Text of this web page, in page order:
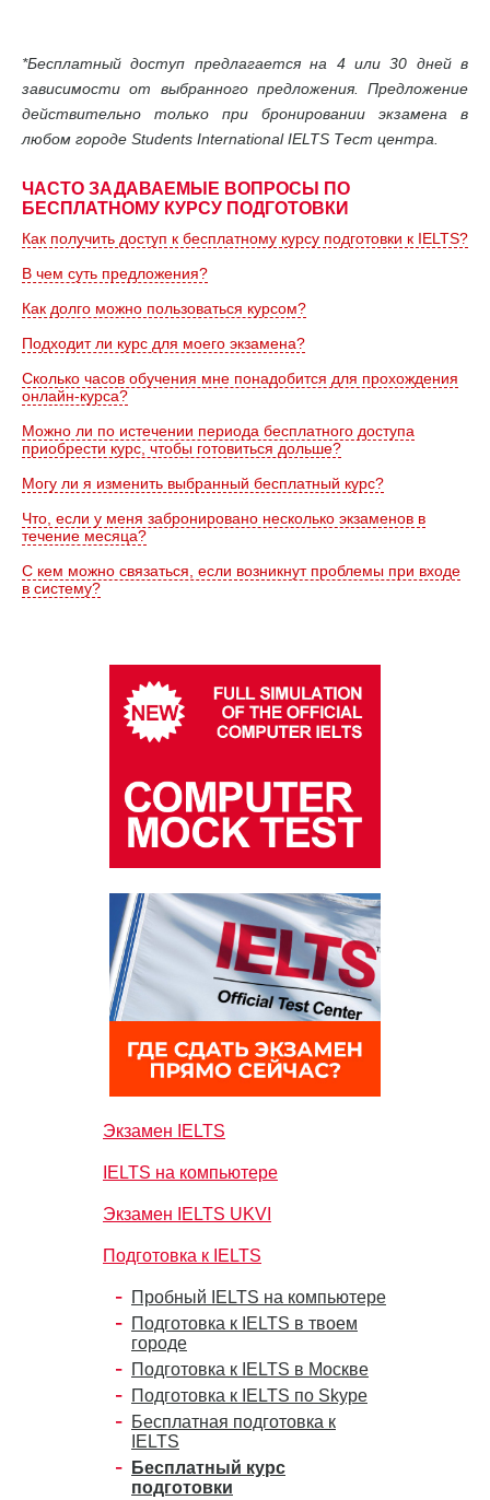
*Бесплатный доступ предлагается на 4 или 30 дней в
зависимости от выбранного предложения. Предложение
действительно только при бронировании экзамена в
любом городе Students International IELTS Тест центра.
ЧАСТО ЗАДАВАЕМЫЕ ВОПРОСЫ ПО
БЕСПЛАТНОМУ КУРСУ ПОДГОТОВКИ
Как получить доступ к бесплатному курсу подготовки к IELTS?
В чем суть предложения?
Как долго можно пользоваться курсом?
Подходит ли курс для моего экзамена?
Сколько часов обучения мне понадобится для прохождения
онлайн-курса?
Можно ли по истечении периода бесплатного доступа
приобрести курс, чтобы готовиться дольше?
Могу ли я изменить выбранный бесплатный курс?
Что, если у меня забронировано несколько экзаменов в
течение месяца?
С кем можно связаться, если возникнут проблемы при входе
в систему?
Экзамен IELTS
IELTS на компьютере
Экзамен IELTS UKVI
Подготовка к IELTS
Пробный IELTS на компьютере
Подготовка к IELTS в твоем
городе
Подготовка к IELTS в Москве
Подготовка к IELTS по Skype
Бесплатная подготовка к
IELTS
Бесплатный курс
подготовки